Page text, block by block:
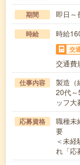
期間 即日～
時給 時給
交
交通費
仕事内容
製造（
20代～
ッフ
応募資格
職種未
要
＜未
れ「応